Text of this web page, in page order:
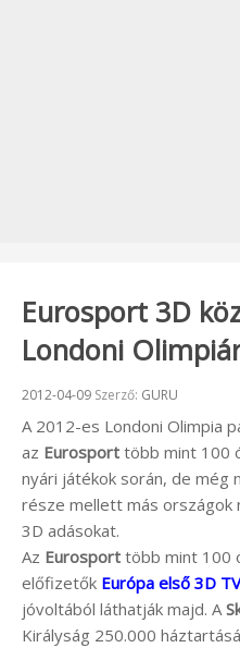
Eurosport 3D
Londoni
Beküldve:
2012-04-09 Szerző: GURU
A 2012-es Londoni Olimpia
az Eurosport több mint 100
nyári játékok során, de még
része mellett más országok
3D adásokat.
Az Eurosport több mint 100
előfizetők Európa első 3D
jóvoltából láthatják majd. A
Királyság 250.000